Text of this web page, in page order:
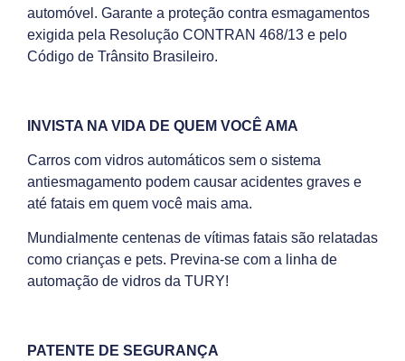
automóvel. Garante a proteção contra esmagamentos
exigida pela Resolução CONTRAN 468/13 e pelo
Código de Trânsito Brasileiro.
INVISTA NA VIDA DE QUEM VOCÊ AMA
Carros com vidros automáticos sem o sistema
antiesmagamento podem causar acidentes graves e
até fatais em quem você mais ama.
Mundialmente centenas de vítimas fatais são relatadas
como crianças e pets. Previna-se com a linha de
automação de vidros da TURY!
PATENTE DE SEGURANÇA